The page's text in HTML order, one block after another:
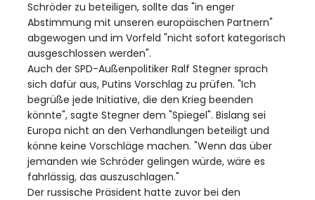
Schröder zu beteiligen, sollte das "in enger
Abstimmung mit unseren europäischen Partnern"
abgewogen und im Vorfeld "nicht sofort kategorisch
ausgeschlossen werden".
Auch der SPD-Außenpolitiker Ralf Stegner sprach
sich dafür aus, Putins Vorschlag zu prüfen. "Ich
begrüße jede Initiative, die den Krieg beenden
könnte", sagte Stegner dem "Spiegel". Bislang sei
Europa nicht an den Verhandlungen beteiligt und
könne keine Vorschläge machen. "Wenn das über
jemanden wie Schröder gelingen würde, wäre es
fahrlässig, das auszuschlagen."
Der russische Präsident hatte zuvor bei den